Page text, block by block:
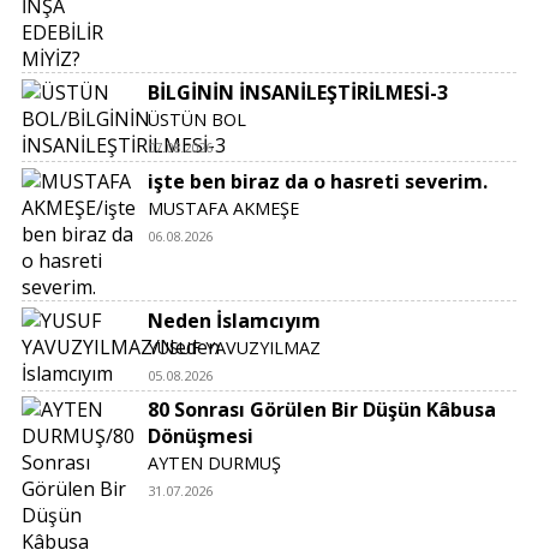
BİLGİNİN İNSANİLEŞTİRİLMESİ-3
ÜSTÜN BOL
07.08.2026
işte ben biraz da o hasreti severim.
MUSTAFA AKMEŞE
06.08.2026
Neden İslamcıyım
YUSUF YAVUZYILMAZ
05.08.2026
80 Sonrası Görülen Bir Düşün Kâbusa
Dönüşmesi
AYTEN DURMUŞ
31.07.2026